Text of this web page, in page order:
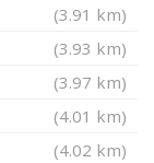
(3.91 km)
(3.93 km)
(3.97 km)
(4.01 km)
(4.02 km)